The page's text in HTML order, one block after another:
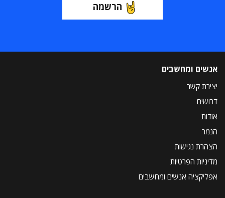
הרשמה
אנשים ומחשבים
יצירת קשר
דרושים
אודות
הנמר
הצהרת נגישות
מדיניות הפרטיות
אפליקציה אנשים ומחשבים